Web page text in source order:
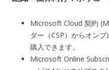
Microsoft Cloud 契約
ダー（CSP）からオン
購入できます。
Microsoft Online